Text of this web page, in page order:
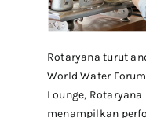
Rotaryana turut
World Water
Lounge,
menampilkan